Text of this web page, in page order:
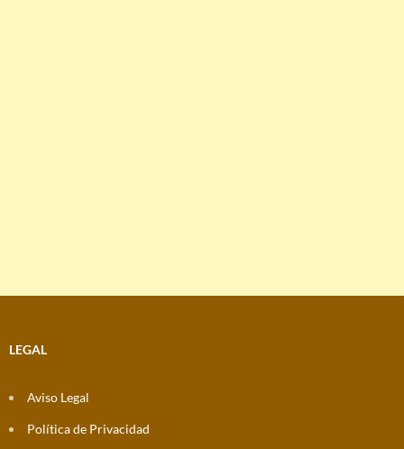
LEGAL
Aviso Legal
Política de Privacidad